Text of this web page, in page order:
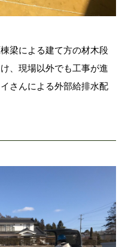
梁による建て方の材木段
、現場以外でも工事が進
さんによる外部給排水配